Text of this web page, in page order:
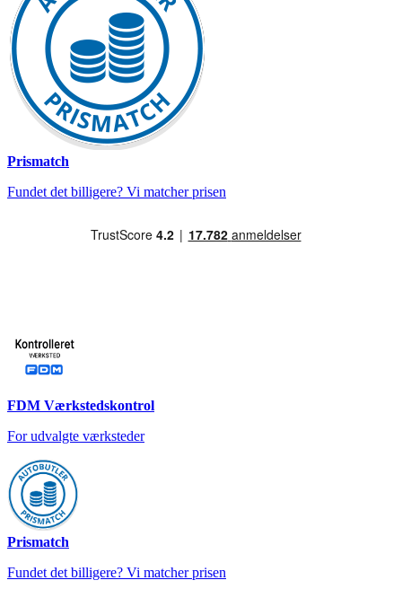
Prismatch
Fundet det billigere? Vi matcher prisen
FDM Værkstedskontrol
For udvalgte værksteder
Prismatch
Fundet det billigere? Vi matcher prisen